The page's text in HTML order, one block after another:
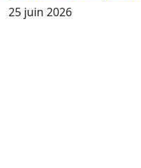
25 juin 2026